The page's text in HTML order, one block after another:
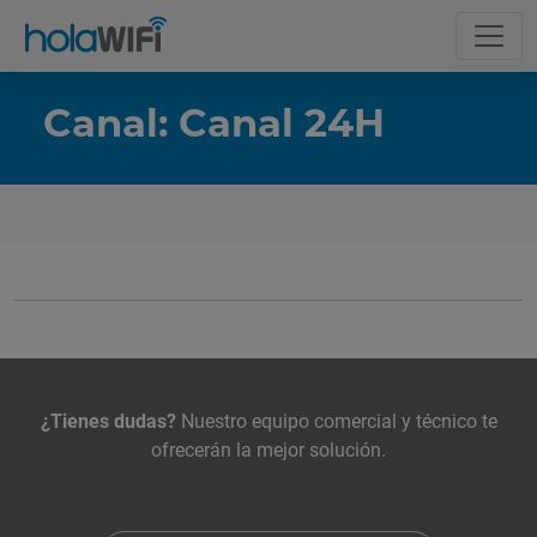
Canal: Canal 24H
¿Tienes dudas?Nuestro equipo comercial y técnico te
ofrecerán la mejor solución.